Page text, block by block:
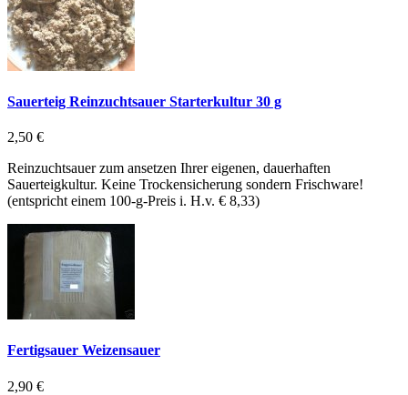
Sauerteig Reinzuchtsauer Starterkultur 30 g
2,50 €
Reinzuchtsauer zum ansetzen Ihrer eigenen, dauerhaften
Sauerteigkultur. Keine Trockensicherung sondern Frischware!
(entspricht einem 100-g-Preis i. H.v. € 8,33)
Fertigsauer Weizensauer
2,90 €